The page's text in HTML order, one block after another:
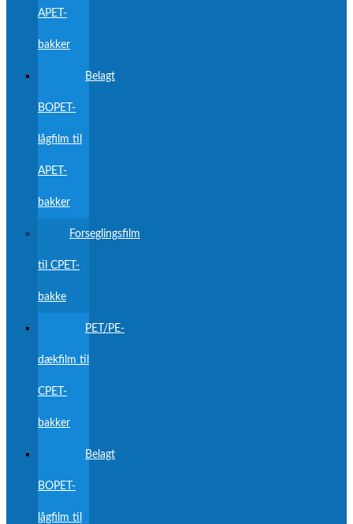
APET-
bakker
Belagt
BOPET-
lågfilm til
APET-
bakker
Forseglingsfilm
til CPET-
bakke
PET/PE-
dækfilm til
CPET-
bakker
Belagt
BOPET-
lågfilm til